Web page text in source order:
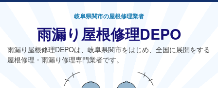
岐阜県関市の屋根修理業者
雨漏り屋根修理DEPO
雨漏り屋根修理DEPOは、岐阜県関市をはじめ、全国に展開をする
屋根修理・雨漏り修理専門業者です。